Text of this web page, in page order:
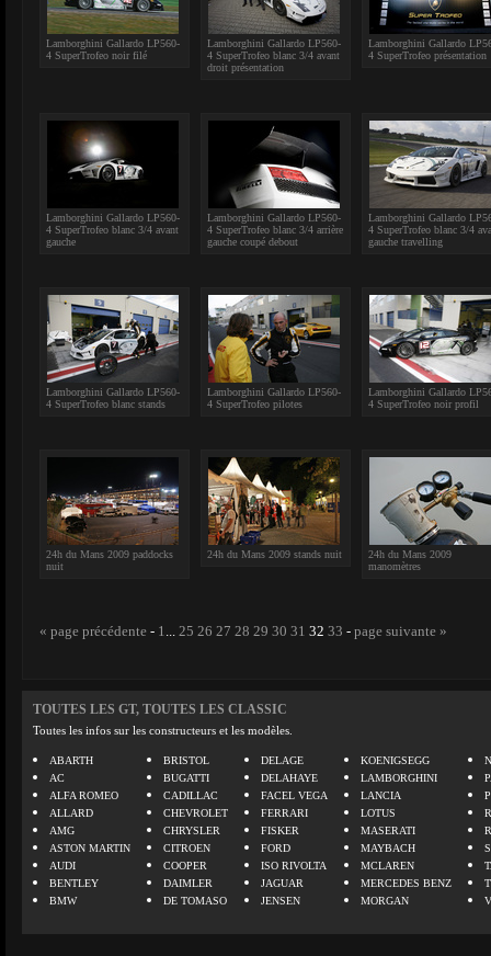
Lamborghini Gallardo LP560-
4 SuperTrofeo noir filé
Lamborghini Gallardo LP560-
4 SuperTrofeo blanc 3/4 avant
droit présentation
Lamborghini Gallardo
4 SuperTrofeo présentation
Lamborghini Gallardo LP560-
4 SuperTrofeo blanc 3/4 avant
gauche
Lamborghini Gallardo LP560-
4 SuperTrofeo blanc 3/4 arrière
gauche coupé debout
Lamborghini Gallardo
4 SuperTrofeo blanc 3/4
gauche travelling
Lamborghini Gallardo LP560-
4 SuperTrofeo blanc stands
Lamborghini Gallardo LP560-
4 SuperTrofeo pilotes
Lamborghini Gallardo
4 SuperTrofeo noir profil
24h du Mans 2009 paddocks
nuit
24h du Mans 2009 stands nuit
24h du Mans 2009
manomètres
« page précédente - 1... 25 26 27 28 29 30 31 32 33 - page suivante »
TOUTES LES GT, TOUTES LES CLASSIC
Toutes les infos sur les constructeurs et les modèles.
ABARTH
AC
ALFA ROMEO
ALLARD
AMG
ASTON MARTIN
AUDI
BENTLEY
BMW
BRISTOL
BUGATTI
CADILLAC
CHEVROLET
CHRYSLER
CITROEN
COOPER
DAIMLER
DE TOMASO
DELAGE
DELAHAYE
FACEL VEGA
FERRARI
FISKER
FORD
ISO RIVOLTA
JAGUAR
JENSEN
KOENIGSEGG
LAMBORGHINI
LANCIA
LOTUS
MASERATI
MAYBACH
MCLAREN
MERCEDES BENZ
MORGAN